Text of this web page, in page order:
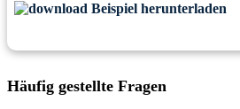
Beispiel herunterladen
Häufig gestellte Fragen